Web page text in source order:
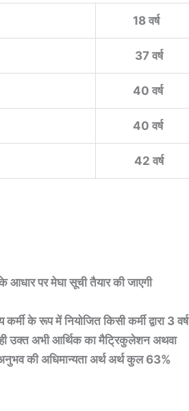
18 वर्ष
37 वर्ष
40 वर्ष
40 वर्ष
42 वर्ष
पर मेघा सूची तैयार की जाएगी
के रूप में नियोजित किसी कर्मी द्वारा 3 वर्ष
ही उक्त अभी आर्थिक का मैट्रिकुलेशन अथवा
की अधिमान्यता अर्थ अर्थ कुल 63%